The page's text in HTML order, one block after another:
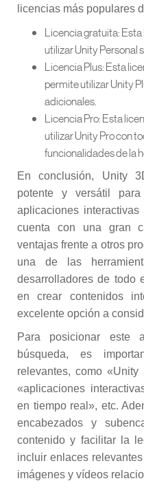
licencias más populares
Licencia gratuita:
utilizar Unity Personal
Licencia Plus: Esta
permite utilizar Unity
adicionales.
Licencia Pro: Esta
utilizar Unity Pro con
funcionalidades de la
En conclusión, Unity
potente y versátil
aplicaciones
cuenta con una gran
ventajas frente a otros
una de las
desarrolladores de todo
en crear contenidos
excelente opción a
Para posicionar este
búsqueda, es
relevantes, como
«aplicaciones
en tiempo real», etc.
encabezados y
contenido y facilitar la
incluir enlaces
imágenes y vídeos